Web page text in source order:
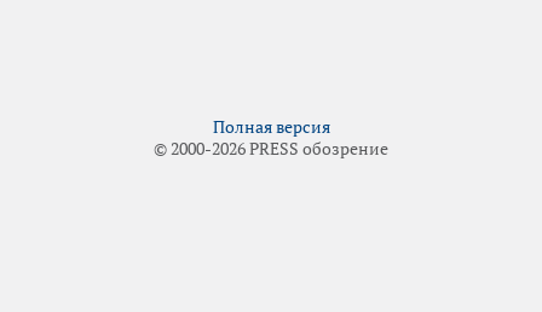
Полная версия
© 2000-2026 PRESS обозрение